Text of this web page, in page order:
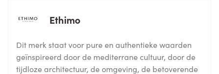
Ethimo
Dit merk staat voor pure en authentieke waarden
geïnspireerd door de mediterrane cultuur, door de
tijdloze architectuur, de omgeving, de betoverende